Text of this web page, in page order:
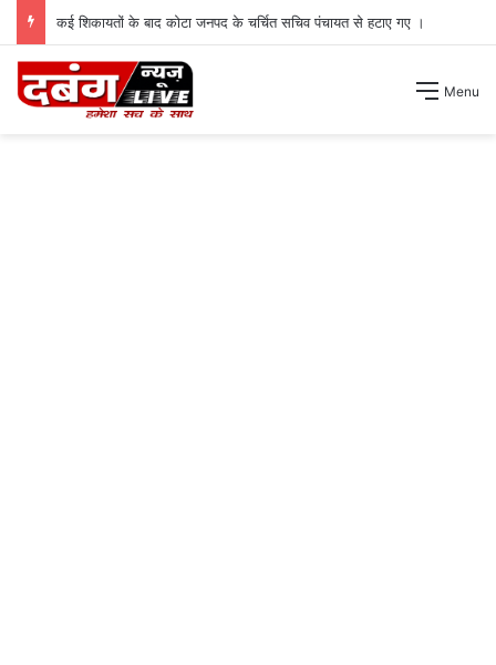
कई शिकायतों के बाद कोटा जनपद के चर्चित सचिव पंचायत से हटाए गए ।
Menu